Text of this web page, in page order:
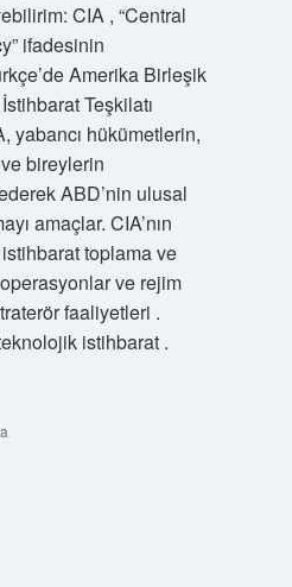
CIA , “Central
ifadesinin
Amerika Birleşik
Teşkilatı
yabancı hükümetlerin,
bireylerin
ABD’nin ulusal
amaçlar. CIA’nın
toplama ve
ve rejim
faaliyetleri .
istihbarat .